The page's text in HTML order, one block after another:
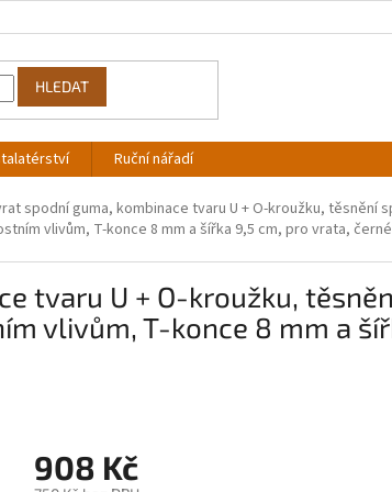
HLEDAT
Ruční nářadí
spodní guma, kombinace tvaru U + O-kroužku, těsnění
vlivům, T-konce 8 mm a šířka 9,5 cm, pro vrata, černé
tvaru U + O-kroužku,
vlivům, T-konce 8 mm a
908 Kč